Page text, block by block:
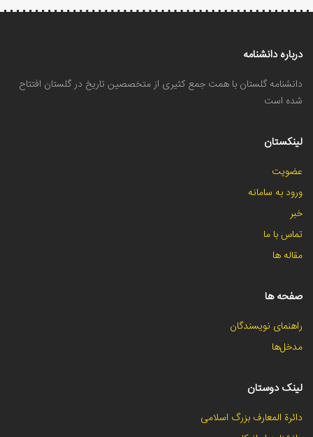
درباره دانشنامه
دانشنامه گلستان با همت جمع کثیری از متخصصین تاریخ در گلستان افتتاح
شده است
لینکستان
عضویت
ورود به سامانه
خبر
تماس با ما
مقاله ها
صفحه ها
راهنمای نویسندگان
مدخل‌ها
لینک دوستان
دائرة المعارف بزرگ اسلامی